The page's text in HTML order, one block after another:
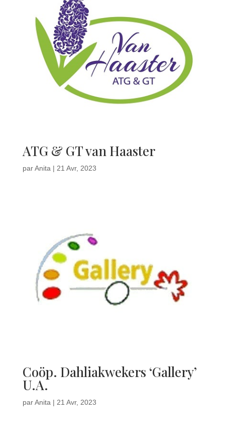
ATG & GT van Haaster
parAnita | 21 Avr, 2023
Coöp. Dahliakwekers ‘Gallery’
U.A.
parAnita | 21 Avr, 2023